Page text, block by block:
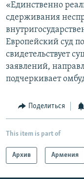
«Единственно
сдерживания
Европейский суд
свидетельствует
заявлений,
подчеркивает
Поделиться
This item is part of
Архив Армения